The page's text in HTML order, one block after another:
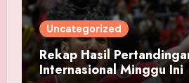
Uncategorized
Rekap Hasil
Internasional Minggu Ini